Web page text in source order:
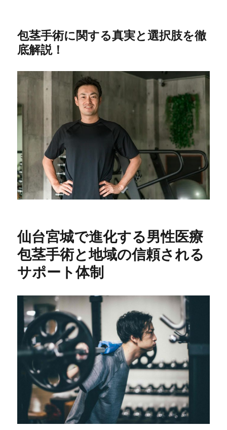
包茎手術に関する真実と選択肢を徹
底解説！
仙台宮城で進化する男性医療
包茎手術と地域の信頼される
サポート体制